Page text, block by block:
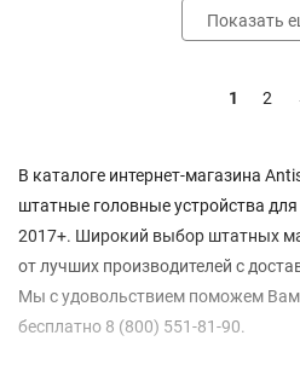
Показать
1 2
В каталоге интернет-магазина
штатные головные устройства
2017+. Широкий выбор штатных
от лучших производителей с
Мы с удовольствием поможем
бесплатно 8 (800) 551-81-90.